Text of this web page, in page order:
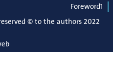
Foreword1
© to the authors 2022